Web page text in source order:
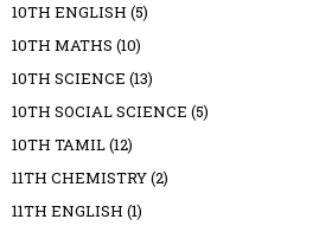
10TH ENGLISH (5)
10TH MATHS (10)
10TH SCIENCE (13)
10TH SOCIAL SCIENCE (5)
10TH TAMIL(12)
11TH CHEMISTRY(2)
11TH ENGLISH (1)